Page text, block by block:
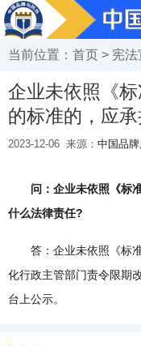
当前位置： 首页 > 宪法
企业未依照《
的标准的，应
2023-12-06 来源： 中国品牌
问：企业未依照《标准
什么法律责任?
答：企业未依照《标准
化行政主管部门责令限期
台上公示。